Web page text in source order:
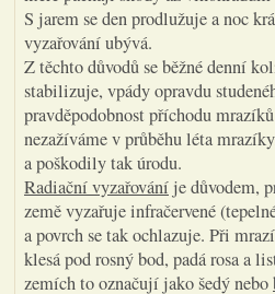
S jarem se den prodlužuje a noc
vyzařování ubývá.
Z těchto důvodů se běžné denní
stabilizuje, vpády opravdu
pravděpodobnost příchodu
nezažíváme v průběhu léta
a poškodily tak úrodu.
Radiační vyzařování je důvodem,
země vyzařuje infračervené
a povrch se tak ochlazuje. Při
klesá pod rosný bod, padá rosa
zemích to označují jako šedý nebo